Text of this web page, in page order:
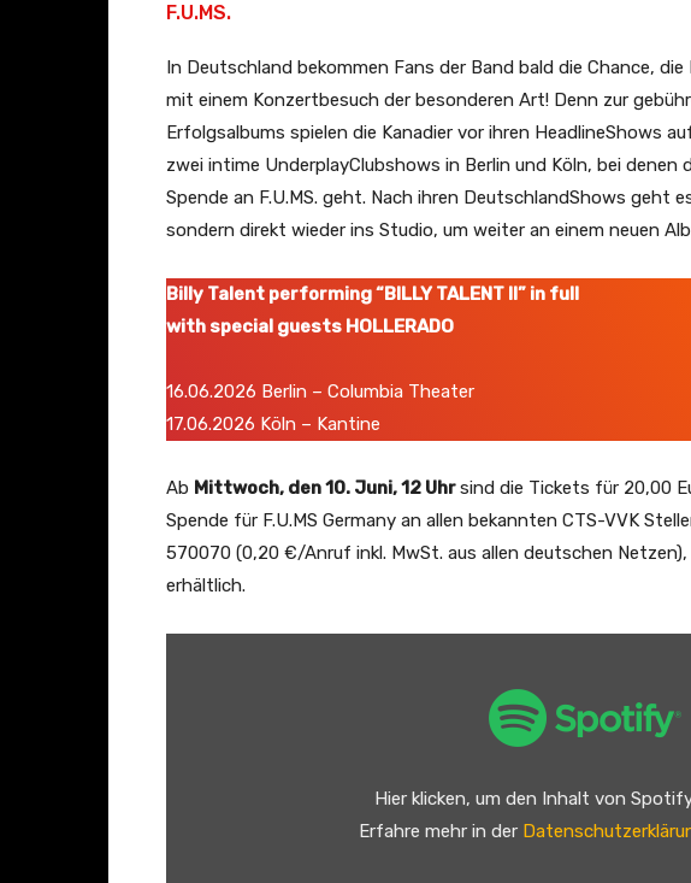
e
o
e
g
F.U.MS.
In Deutschland bekommen Fans der Band bald die Chance,
mit einem Konzertbesuch der besonderen Art! Denn zur
Erfolgsalbums spielen die Kanadier vor ihren HeadlineShows
zwei intime UnderplayClubshows in Berlin und Köln, bei denen
Spende an F.U.MS. geht. Nach ihren DeutschlandShows geht
sondern direkt wieder ins Studio, um weiter an einem neuen
Billy Talent performing “BILLY TALENT II” in full
with special guests HOLLERADO
16.06.2026 Berlin – Columbia Theater
17.06.2026 Köln – Kantine
Ab Mittwoch, den 10. Juni, 12 Uhrsind die Tickets für 20,00
Spende für F.U.MS Germany an allen bekannten CTS-VVK
570070 (0,20 €/Anruf inkl. MwSt. aus allen deutschen
erhältlich.
Hier klicken, um den Inhalt von
Erfahre mehr in der